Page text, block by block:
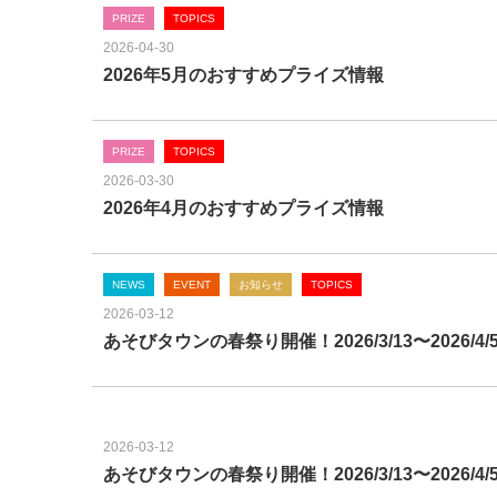
PRIZE TOPICS
2026-04-30
2026年5月のおすすめプライズ情報
PRIZE TOPICS
2026-03-30
2026年4月のおすすめプライズ情報
NEWS EVENT お知らせ TOPICS
2026-03-12
あそびタウンの春祭り開催！2026/3/13〜2026/4/
2026-03-12
あそびタウンの春祭り開催！2026/3/13〜2026/4/